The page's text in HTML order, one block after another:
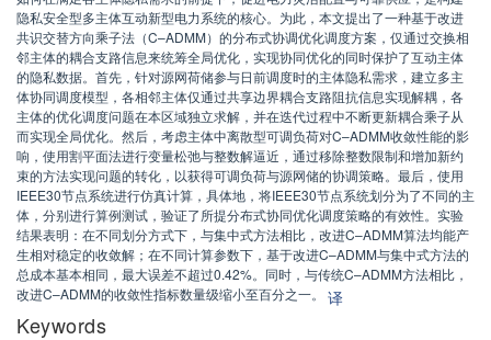
隐私安全型多主体互动新型电力系统的核心。为此，本文提出了一种基于改进
共识交替方向乘子法（C–ADMM）的分布式协调优化调度方案，仅通过交换相
邻主体的耦合支路信息来统筹全局优化，实现协同优化的同时保护了互动主体
的隐私数据。首先，针对源网荷储参与日前调度时的主体隐私需求，建立多主
体协同调度模型，各相邻主体仅通过共享边界耦合支路阻抗信息实现解耦，各
主体的优化调度问题在本区域独立求解，并在迭代过程中不断更新耦合乘子从
而实现全局优化。然后，考虑主体中离散型可调负荷对C–ADMM收敛性能的影
响，使用割平面法进行变量松弛与整数解逼近，通过移除整数限制和增加新约
束的方法实现问题的转化，以获得可调负荷与源网储的协调策略。最后，使用
IEEE30节点系统进行仿真计算，具体地，将IEEE30节点系统划分为了不同的主
体，分别进行算例测试，验证了所提分布式协同优化调度策略的有效性。实验
结果表明：在不同划分方式下，与集中式方法相比，改进C–ADMM算法均能产
生相对稳定的收敛解；在不同计算参数下，基于改进C–ADMM与集中式方法的
总成本基本相同，最大误差不超过0.42%。同时，与传统C–ADMM方法相比，
改进C–ADMM的收敛性指标数量级缩小至百分之一。 译
Keywords